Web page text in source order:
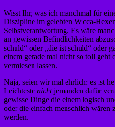
Wisst Ihr, was ich manchmal für
Diszipline im gelebten Wicca-
Selbstverantwortung. Es wäre
an gewissen Befindlichkeiten
schuld“ oder „die ist schuld“ oder
einem gerade mal nicht so toll geht
vermiesen lassen.
Naja, seien wir mal ehrlich: es ist
Leichteste nichtjemanden dafür
gewisse Dinge die einem logisch
oder die einfach menschlich wären
werden.